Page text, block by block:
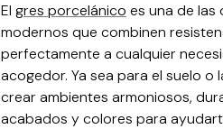
El gres porcelánico es una de las
modernos que combinen
perfectamente a cualquier
acogedor. Ya sea para el suelo o
crear ambientes armoniosos,
acabados y colores para